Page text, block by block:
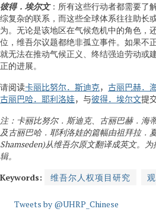
彼得．埃尔文：所有这些行动者都需要了
综复杂的联系，而这些全球体系往往助长
为。无论是该地区在气候危机中的角色，
位，维吾尔议题都绝非孤立事件。如果不
就无法在推动气候正义、终结强迫劳动或
正的进展。
请阅读卡丽比努尔．斯迪克， 古丽巴赫．
古丽巴哈．耶利洛娃，与彼得．埃尔文提
注：卡丽比努尔．斯迪克、古丽巴赫．海
及古丽巴哈．耶利洛娃的篇幅由祖拜拉．
Shamseden)从维吾尔原文翻译成英文。
辑。
维吾尔人权项目研究
Tweets by @UHRP_Chinese